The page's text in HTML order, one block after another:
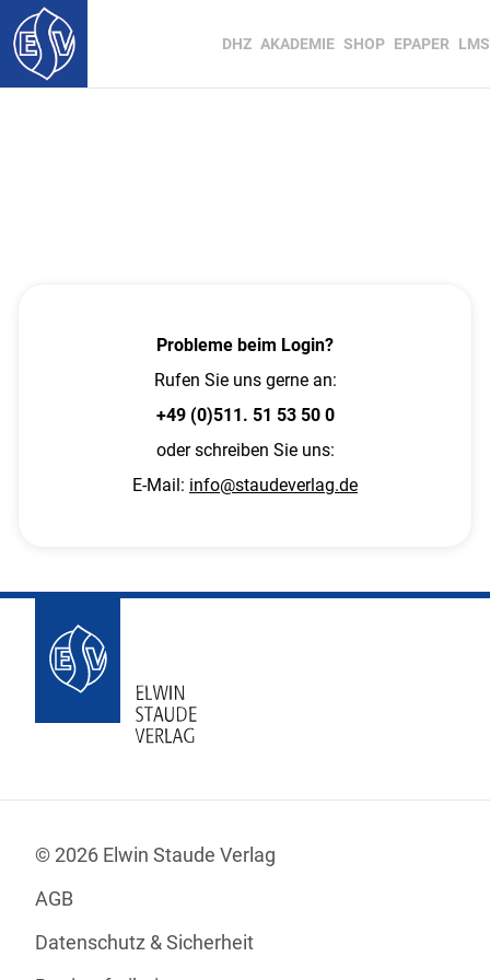
DHZ AKADEMIE SHOP EPAPER LMS
Probleme beim Login?
Rufen Sie uns gerne an:
+49 (0)511. 51 53 50 0
oder schreiben Sie uns:
E-Mail: info@staudeverlag.de
© 2026 Elwin Staude Verlag
AGB
Datenschutz & Sicherheit